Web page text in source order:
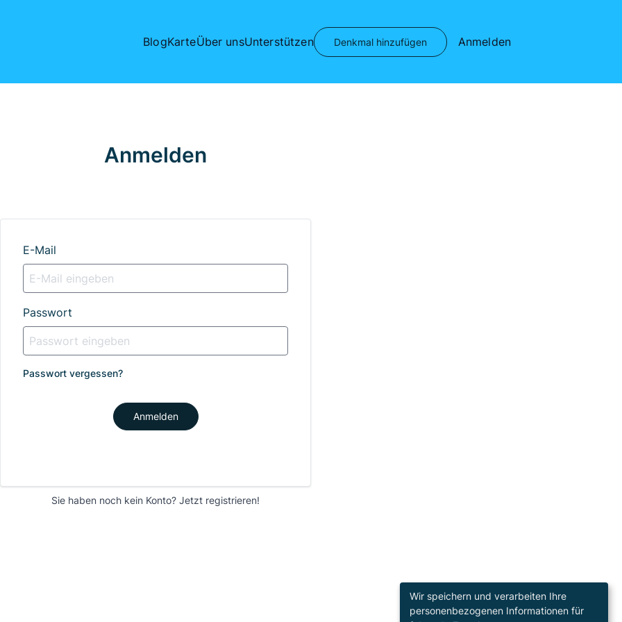
BlogKarteÜber unsUnterstützen Denkmal hinzufügen Anmelden
Anmelden
E-Mail
Passwort
Passwort vergessen?
Anmelden
Sie haben noch kein Konto? Jetzt registrieren!
Wir speichern und verarbeiten Ihre
personenbezogenen Informationen für